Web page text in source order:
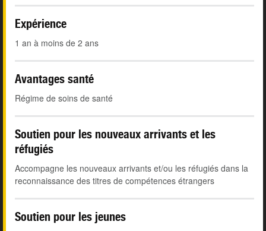
Expérience
1 an à moins de 2 ans
Avantages santé
Régime de soins de santé
Soutien pour les nouveaux arrivants et les
réfugiés
Accompagne les nouveaux arrivants et/ou les réfugiés dans la
reconnaissance des titres de compétences étrangers
Soutien pour les jeunes